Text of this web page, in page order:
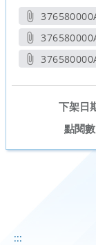
下架日
點閱數
:::